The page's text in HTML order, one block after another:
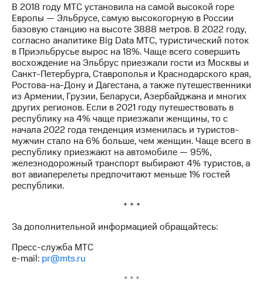
В 2018 году МТС установила на самой высокой горе
Европы — Эльбрусе, самую высокогорную в России
базовую станцию на высоте 3888 метров. В 2022 году,
согласно аналитике Big Data МТС, туристический поток
в Приэльбрусье вырос на 18%. Чаще всего совершить
восхождение на Эльбрус приезжали гости из Москвы и
Санкт-Петербурга, Ставрополья и Краснодарского края,
Ростова-на-Дону и Дагестана, а также путешественники
из Армении, Грузии, Беларуси, Азербайджана и многих
других регионов. Если в 2021 году путешествовать в
республику на 4% чаще приезжали женщины, то с
начала 2022 года тенденция изменилась и туристов-
мужчин стало на 6% больше, чем женщин. Чаще всего в
республику приезжают на автомобиле — 95%,
железнодорожный транспорт выбирают 4% туристов, а
вот авиаперелеты предпочитают меньше 1% гостей
республики.
* * *
За дополнительной информацией обращайтесь:
Пресс-служба МТС
e-mail: pr@mts.ru
* * *